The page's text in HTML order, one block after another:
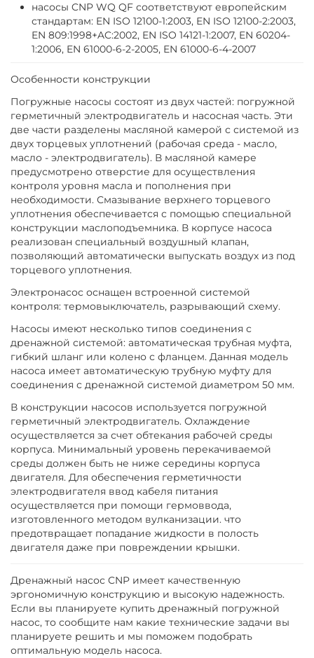
насосы CNP WQ QF соответствуют европейским
стандартам: EN ISO 12100-1:2003, EN ISO 12100-2:2003,
EN 809:1998+AC:2002, EN ISO 14121-1:2007, EN 60204-
1:2006, EN 61000-6-2-2005, EN 61000-6-4-2007
Особенности конструкции
Погружные насосы состоят из двух частей: погружной
герметичный электродвигатель и насосная часть. Эти
две части разделены масляной камерой с системой из
двух торцевых уплотнений (рабочая среда - масло,
масло - электродвигатель). В масляной камере
предусмотрено отверстие для осуществления
контроля уровня масла и пополнения при
необходимости. Смазывание верхнего торцевого
уплотнения обеспечивается с помощью специальной
конструкции маслоподъемника. В корпусе насоса
реализован специальный воздушный клапан,
позволяющий автоматически выпускать воздух из под
торцевого уплотнения.
Электронасос оснащен встроенной системой
контроля: термовыключатель, разрывающий схему.
Насосы имеют несколько типов соединения с
дренажной системой: автоматическая трубная муфта,
гибкий шланг или колено с фланцем. Данная модель
насоса имеет автоматическую трубную муфту для
соединения с дренажной системой диаметром 50 мм.
В конструкции насосов используется погружной
герметичный электродвигатель. Охлаждение
осуществляется за счет обтекания рабочей среды
корпуса. Минимальный уровень перекачиваемой
среды должен быть не ниже середины корпуса
двигателя. Для обеспечения герметичности
электродвигателя ввод кабеля питания
осуществляется при помощи гермоввода,
изготовленного методом вулканизации. что
предотвращает попадание жидкости в полость
двигателя даже при повреждении крышки.
Дренажный насос CNP имеет качественную
эргономичную конструкцию и высокую надежность.
Если вы планируете купить дренажный погружной
насос, то сообщите нам какие технические задачи вы
планируете решить и мы поможем подобрать
оптимальную модель насоса.